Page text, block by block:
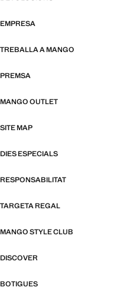
EMPRESA
TREBALLA A MANGO
PREMSA
MANGO OUTLET
SITE MAP
DIES ESPECIALS
RESPONSABILITAT
TARGETA REGAL
MANGO STYLE CLUB
DISCOVER
BOTIGUES